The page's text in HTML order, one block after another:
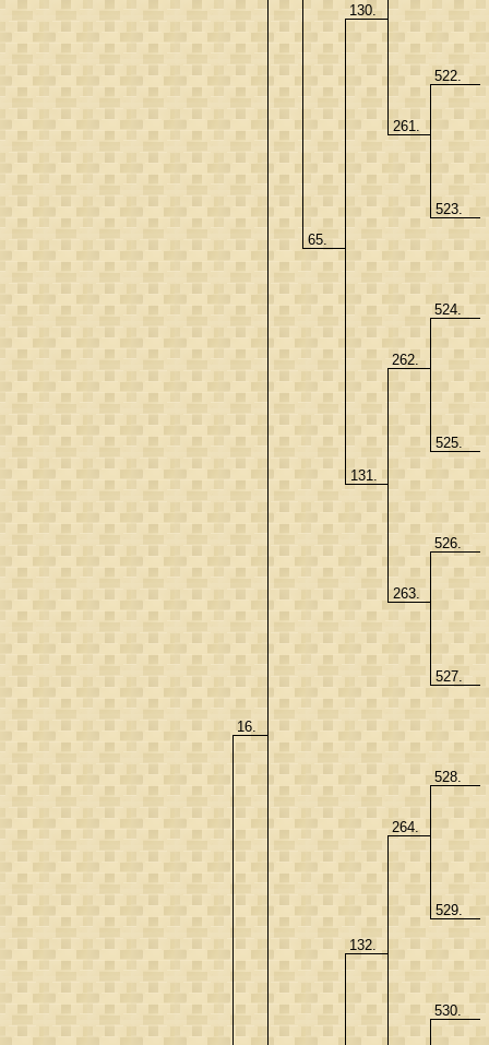
16.
65.
130.
261.
522.
523.
131.
262.
524.
525.
263.
526.
527.
132.
264.
528.
529.
530.